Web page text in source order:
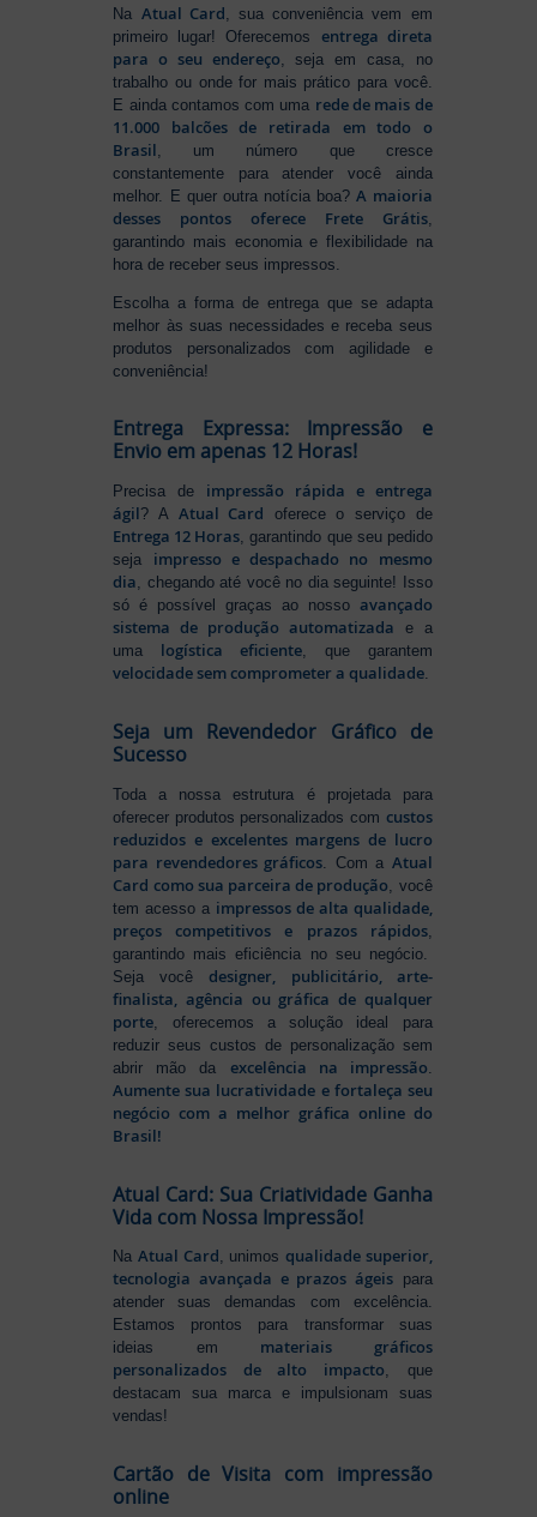
Na Atual Card , sua conveniência vem em
primeiro lugar! Oferecemos entrega direta
para o seu endereço , seja em casa, no
trabalho ou onde for mais prático para você.
E ainda contamos com uma rede de mais de
11.000 balcões de retirada em todo o
Brasil , um número que cresce
constantemente para atender você ainda
melhor. E quer outra notícia boa?A maioria
desses pontos oferece Frete Grátis,
garantindo mais economia e flexibilidade na
hora de receber seus impressos.
Escolha a forma de entrega que se adapta
melhor às suas necessidades e receba seus
produtos personalizados com agilidade e
conveniência!
Entrega Expressa: Impressão e
Envio em apenas 12 Horas!
Precisa de impressão rápida e entrega
ágil? A Atual Card oferece o serviço de
Entrega 12 Horas, garantindo que seu pedido
seja impresso e despachado no mesmo
dia, chegando até você no dia seguinte! Isso
só é possível graças ao nosso avançado
sistema de produção automatizada e a
uma logística eficiente, que garantem
velocidade sem comprometer a qualidade.
Seja um Revendedor Gráfico de
Sucesso
Toda a nossa estrutura é projetada para
oferecer produtos personalizados com custos
reduzidos e excelentes margens de lucro
para revendedores gráficos . Com a Atual
Card como sua parceira de produção , você
tem acesso a impressos de alta qualidade,
preços competitivos e prazos rápidos,
garantindo mais eficiência no seu negócio.
Seja vocêdesigner, publicitário, arte-
finalista, agência ou gráfica de qualquer
porte , oferecemos a solução ideal para
reduzir seus custos de personalização sem
abrir mão da excelência na impressão
Aumente sua lucratividade e fortaleça seu
negócio com a melhor gráfica online do
Brasil!
Atual Card: Sua Criatividade Ganha
Vida com Nossa Impressão!
Na Atual Card, unimos qualidade superior,
tecnologia avançada e prazos ágeispara
atender suas demandas com excelência.
Estamos prontos para transformar suas
ideias em materiais gráficos
personalizados de alto impacto, que
destacam sua marca e impulsionam suas
vendas!
Cartão de Visita com impressão
online